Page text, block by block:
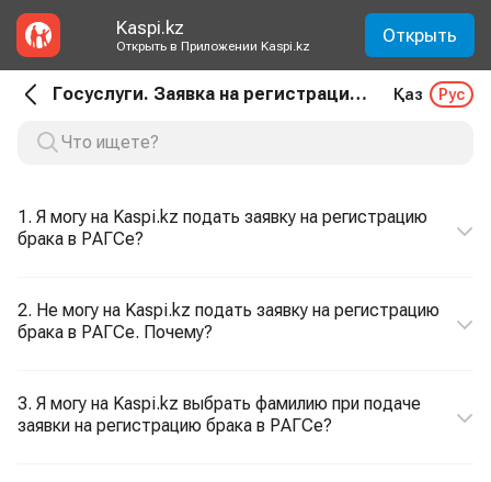
Kaspi.kz
Открыть в Приложении Kaspi.kz Открыть
Госуслуги. Заявка на регистрацию брака в РАГСе Қаз Рус
1. Я могу на Kaspi.kz подать заявку на регистрацию
брака в РАГСе?
2. Не могу на Kaspi.kz подать заявку на регистрацию
брака в РАГСе. Почему?
3. Я могу на Kaspi.kz выбрать фамилию при подаче
заявки на регистрацию брака в РАГСе?